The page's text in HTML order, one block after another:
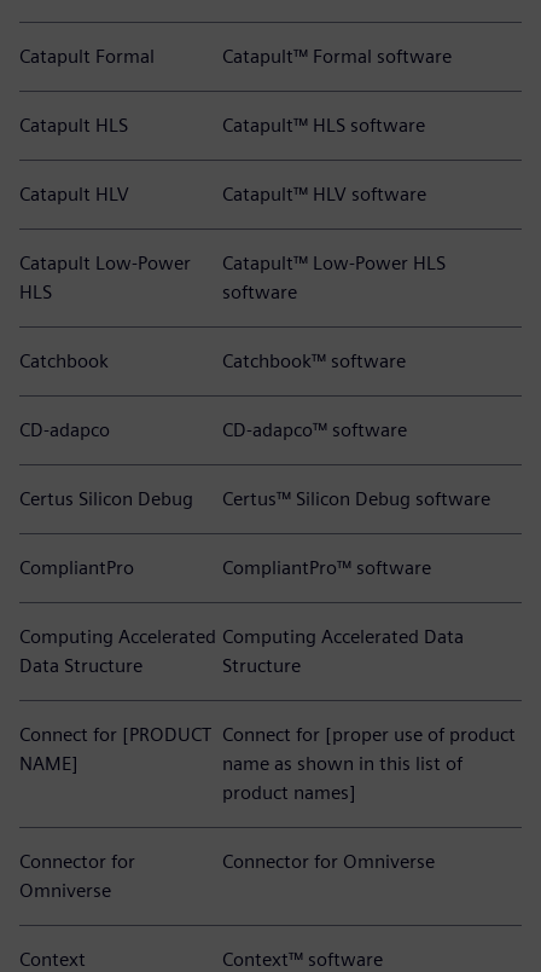
Catapult Formal Catapult™ Formal software
Catapult HLS Catapult™ HLS software
Catapult HLV Catapult™ HLV software
Catapult Low-Power
HLS
Catapult™ Low-Power HLS
software
Catchbook Catchbook™ software
CD-adapco CD-adapco™ software
Certus Silicon Debug Certus™ Silicon Debug software
CompliantPro CompliantPro™ software
Computing Accelerated
Data Structure
Computing Accelerated Data
Structure
Connect for [PRODUCT
NAME]
Connect for [proper use of product
name as shown in this list of
product names]
Connector for
Omniverse
Connector for Omniverse
Context Context™ software